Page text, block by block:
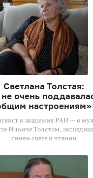
Светлана Толстая:
очень
настроениям»
и академик РАН — о
Ильиче Толстом,
синем снеге и чтении